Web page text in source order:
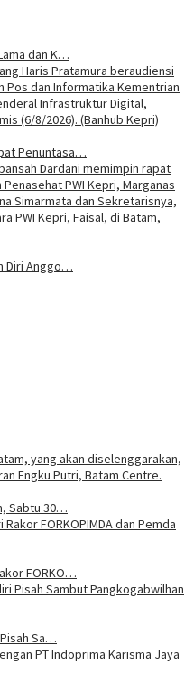
dan K…
Penuntasa…
Diri Anggo…
Sabtu 30…
FORKO…
Sa…